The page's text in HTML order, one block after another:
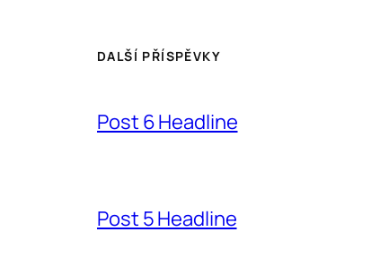
DALŠÍ PŘÍSPĚVKY
Post 6 Headline
Post 5 Headline